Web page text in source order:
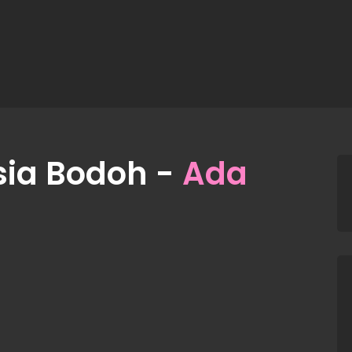
Bodoh - Ada